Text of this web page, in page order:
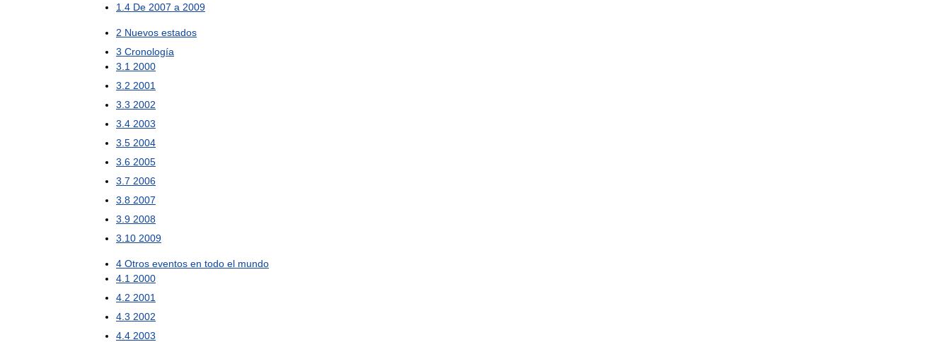
1 4 De 2007 a 2009
2 Nuevos estados
3 Cronología
3 1 2000
3 2 2001
3 3 2002
3 4 2003
3 5 2004
3 6 2005
3 7 2006
3 8 2007
3 9 2008
3 10 2009
4 Otros eventos en todo el mundo
4 1 2000
4 2 2001
4 3 2002
4 4 2003